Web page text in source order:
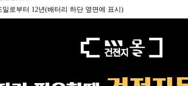
일로부터 12년(배터리 하단 옆면에 표시)